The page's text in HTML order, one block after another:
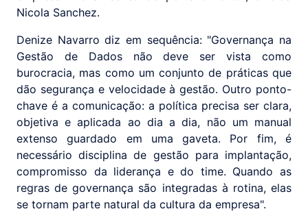
Nicola Sanchez.
Denize Navarro diz em sequência: "Governança na
Gestão de Dados não deve ser vista como
burocracia, mas como um conjunto de práticas que
dão segurança e velocidade à gestão. Outro ponto-
chave é a comunicação: a política precisa ser clara,
objetiva e aplicada ao dia a dia, não um manual
extenso guardado em uma gaveta. Por fim, é
necessário disciplina de gestão para implantação,
compromisso da liderança e do time. Quando as
regras de governança são integradas à rotina, elas
se tornam parte natural da cultura da empresa".